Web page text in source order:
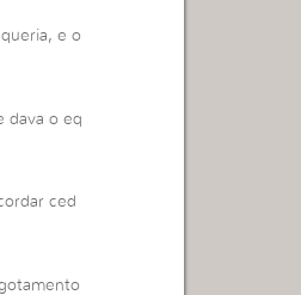
e o
dava o eq
ced